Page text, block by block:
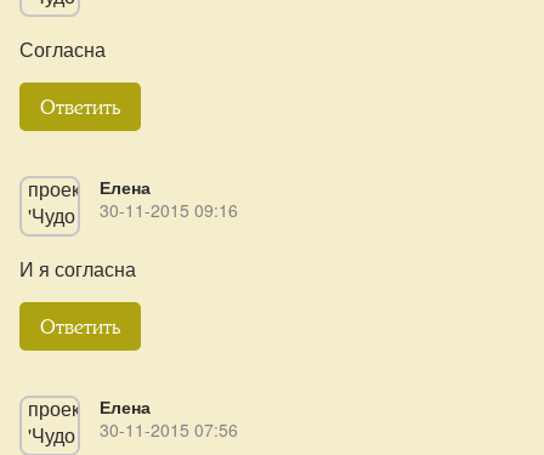
Согласна
Ответить
Елена
30-11-2015 09:16
И я согласна
Ответить
Елена
30-11-2015 07:56